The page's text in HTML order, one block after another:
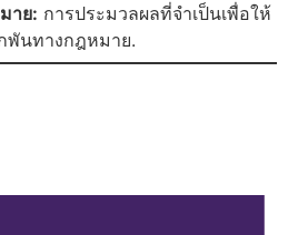
าย: การประมวลผลที่จำเป็นเพื่อให้
พันทางกฎหมาย.